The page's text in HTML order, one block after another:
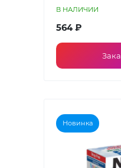
В НАЛИЧИИ
564 ₽
Новинка